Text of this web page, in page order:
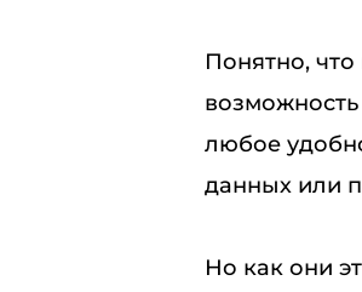
Понятно,
любое
данных или
Но как они